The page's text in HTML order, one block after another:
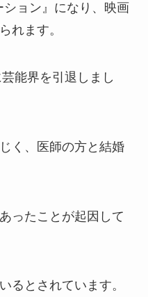
ョン』になり、映画
れます。
能界を引退しまし
く、医師の方と結婚
ったことが起因して
るとされています。